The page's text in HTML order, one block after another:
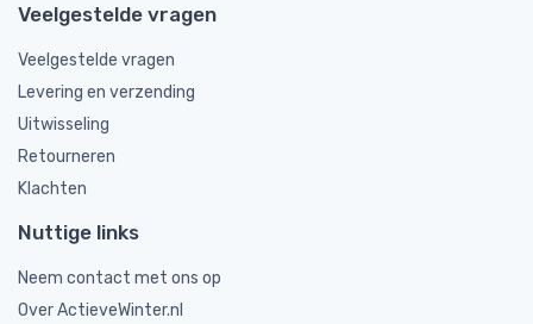
Veelgestelde vragen
Veelgestelde vragen
Levering en verzending
Uitwisseling
Retourneren
Klachten
Nuttige links
Neem contact met ons op
Over ActieveWinter.nl